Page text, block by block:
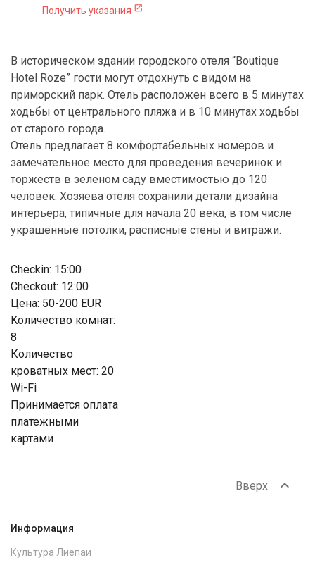
Checkin: 15:00
Checkout: 12:00
Цена: 50-200 EUR
Kоличество комнат:
8
Количество
кроватных мест: 20
Wi-Fi
Принимается оплата
платежными
картами
Получить указания open_in_new
В историческом здании городского отеля “Boutique
Hotel Roze” гости могут отдохнуть с видом на
приморский парк. Отель расположен всего в 5 минутах
ходьбы от центрального пляжа и в 10 минутах ходьбы
от старого города.
Отель предлагает 8 комфортабельных номеров и
замечательное место для проведения вечеринок и
торжеств в зеленом саду вместимостью до 120
человек. Хозяева отеля сохранили детали дизайна
интерьера, типичные для начала 20 века, в том числе
украшенные потолки, расписные стены и витражи.
Вверх expand_less
Информация
Культура Лиепаи